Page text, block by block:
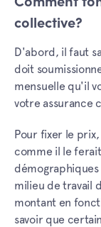
Comment
collective?
D'abord, il faut
doit
mensuelle qu'il
votre assurance
Pour fixer le
comme il le
milieu de travail
montant en
savoir que